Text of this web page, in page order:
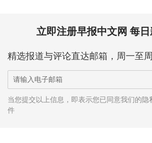
立即注册早报中文网 每
精选报道与评论直达邮箱，周一至
当您提交以上信息，即表示您已同意我们的隐
件